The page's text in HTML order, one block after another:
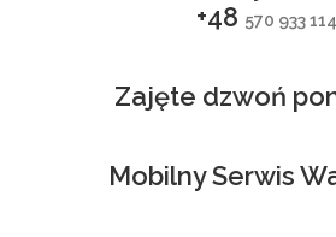
+48 570 933 114
Zajęte dzwoń
Mobilny Serwis